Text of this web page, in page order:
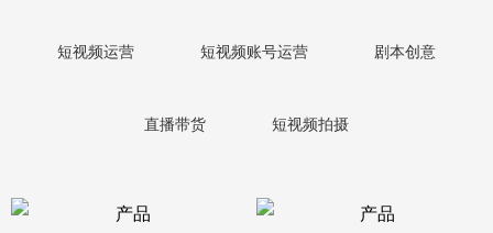
短视频运营 短视频账号运营 剧本创意
直播带货 短视频拍摄